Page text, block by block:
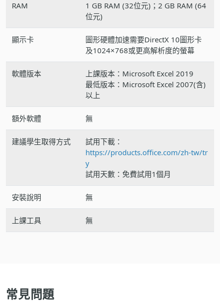
RAM
1 GB RAM (32位元)；2 GB RAM (64
位元)
顯示卡
圖形硬體加速需要DirectX 10圖形卡
及1024×768或更高解析度的螢幕
軟體版本
上課版本：Microsoft Excel 2019
最低版本：Microsoft Excel 2007(含)
以上
額外軟體 無
建議學生取得方式
試用下載：
https://products.office.com/zh-tw/tr
y
試用天數：免費試用1個月
安裝說明 無
上課工具 無
常見問題